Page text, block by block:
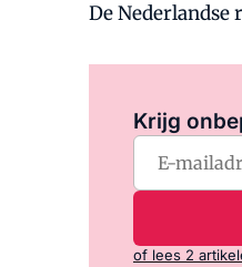
De
Krijg
of lees 2